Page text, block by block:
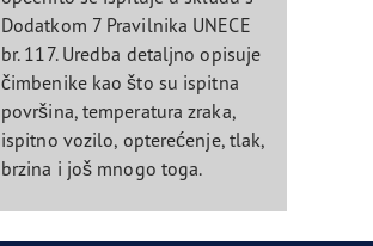
Dodatkom 7 Pravilnika UNECE
br. 117. Uredba detaljno opisuje
čimbenike kao što su ispitna
površina, temperatura zraka,
ispitno vozilo, opterećenje, tlak,
brzina i još mnogo toga.